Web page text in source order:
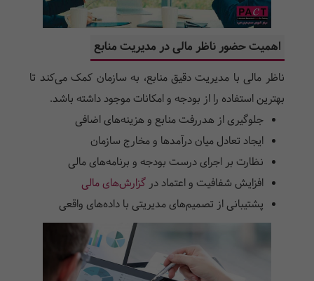
اهمیت حضور ناظر مالی در مدیریت منابع
ناظر مالی با مدیریت دقیق منابع، به سازمان کمک می‌کند تا
بهترین استفاده را از بودجه و امکانات موجود داشته باشد.
جلوگیری از هدررفت منابع و هزینه‌های اضافی
ایجاد تعادل میان درآمدها و مخارج سازمان
نظارت بر اجرای درست بودجه و برنامه‌های مالی
افزایش شفافیت و اعتماد درگزارش‌های مالی
پشتیبانی از تصمیم‌های مدیریتی با داده‌های واقعی